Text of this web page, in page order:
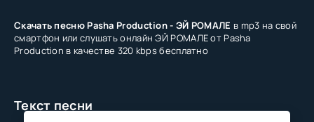
Скачать песню Pasha Production - ЭЙ РОМАЛЕ в mp3 на свой
смартфон или слушать онлайн ЭЙ РОМАЛЕ от Pasha
Production в качестве 320 kbps бесплатно
Текст песни